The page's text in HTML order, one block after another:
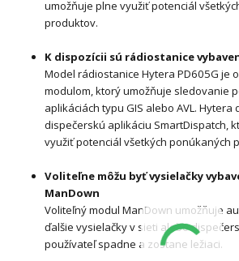
umožňuje plne využiť potenciál
produktov.
K dispozícii sú rádiostanice
Model rádiostanice Hytera PD605G je
modulom, ktorý umožňuje sledovanie
aplikáciách typu GIS alebo AVL.
dispečerskú aplikáciu SmartDispatch,
využiť potenciál všetkých ponúkaných
Voliteľne môžu byť vysielačky
ManDown
Voliteľný modul ManDown umožňuje
ďalšie vysielačky v sieti alebo
používateľ spadne a zostane ležiaci.